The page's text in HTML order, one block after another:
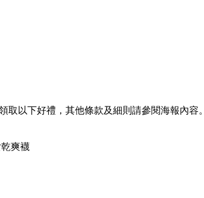
以下好禮，其他條款及細則請參閱海報內容。
乾爽襪